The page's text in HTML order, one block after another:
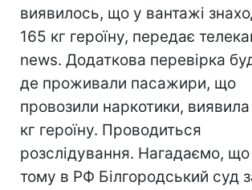
виявилось, що у вантажі
165 кг героїну, передає
news. Додаткова перевірка
де проживали пасажири, що
провозили наркотики,
кг героїну. Проводиться
розслідування. Нагадаємо, що
тому в РФ Білгородський суд